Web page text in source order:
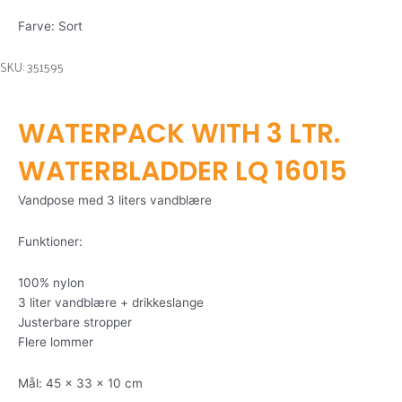
Farve: Sort
SKU: 351595
WATERPACK WITH 3 LTR.
WATERBLADDER LQ 16015
Vandpose med 3 liters vandblære
Funktioner:
100% nylon
3 liter vandblære + drikkeslange
Justerbare stropper
Flere lommer
Mål: 45 x 33 x 10 cm